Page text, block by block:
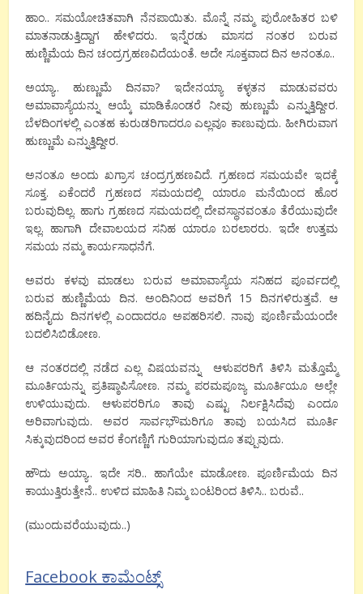
ಹಾಂ.. ಸಮಯೋಚಿತವಾಗಿ ನೆನಪಾಯಿತು. ಮೊನ್ನೆ ನಮ್ಮ ಪುರೋಹಿತರ ಬಳಿ
ಮಾತನಾಡುತ್ತಿದ್ದಾಗ ಹೇಳಿದರು. ಇನ್ನೆರಡು ಮಾಸದ ನಂತರ ಬರುವ
ಹುಣ್ಣಿಮೆಯ ದಿನ ಚಂದ್ರಗ್ರಹಣವಿದೆಯಂತೆ. ಅದೇ ಸೂಕ್ತವಾದ ದಿನ‌ ಅನಂತೂ..
ಅಯ್ಯಾ.. ಹುಣ್ಣುಮೆ ದಿನವಾ? ಇದೇನಯ್ಯಾ ಕಳ್ಳತನ ಮಾಡುವವರು
ಅಮಾವಾಸ್ಯೆಯನ್ನು ಆಯ್ಕೆ ಮಾಡಿಕೊಂಡರೆ ನೀವು ಹುಣ್ಣುಮೆ ಎನ್ನುತ್ತಿದ್ದೀರ.
ಬೆಳದಿಂಗಳಲ್ಲಿ ಎಂತಹ ಕುರುಡರಿಗಾದರೂ ಎಲ್ಲವೂ ಕಾಣುವುದು. ಹೀಗಿರುವಾಗ
ಹುಣ್ಣುಮೆ ಎನ್ನುತ್ತಿದ್ದೀರ.
ಅನಂತೂ ಅಂದು ಖಗ್ರಾಸ ಚಂದ್ರಗ್ರಹಣವಿದೆ. ಗ್ರಹಣದ ಸಮಯವೇ ಇದಕ್ಕೆ
ಸೂಕ್ತ. ಏಕೆಂದರೆ ಗ್ರಹಣದ ಸಮಯದಲ್ಲಿ ಯಾರೂ ಮನೆಯಿಂದ ಹೊರ
ಬರುವುದಿಲ್ಲ. ಹಾಗು ಗ್ರಹಣದ ಸಮಯದಲ್ಲಿ ದೇವಸ್ಥಾನವಂತೂ ತೆರೆಯುವುದೇ
ಇಲ್ಲ. ಹಾಗಾಗಿ ದೇವಾಲಯದ ಸನಿಹ ಯಾರೂ ಬರಲಾರರು. ಇದೇ ಉತ್ತಮ
ಸಮಯ ನಮ್ಮ ಕಾರ್ಯಸಾಧನೆಗೆ.
ಅವರು ಕಳವು ಮಾಡಲು ಬರುವ ಅಮಾವಾಸ್ಯೆಯ ಸನಿಹದ ಪೂರ್ವದಲ್ಲಿ
ಬರುವ ಹುಣ್ಣಿಮೆಯ ದಿನ. ಅಂದಿನಿಂದ ಅವರಿಗೆ 15 ದಿನಗಳಿರುತ್ತವೆ. ಆ
ಹದಿನೈದು ದಿನಗಳಲ್ಲಿ ಎಂದಾದರೂ ಅಪಹರಿಸಲಿ. ನಾವು ಪೂರ್ಣಿಮೆಯಂದೇ
ಬದಲಿಸಿಬಿಡೋಣ.
ಆ ನಂತರದಲ್ಲಿ ನಡೆದ ಎಲ್ಲ ವಿಷಯವನ್ನು‌ ಆಳುಪರರಿಗೆ ತಿಳಿಸಿ ಮತ್ತೊಮ್ಮೆ
ಮೂರ್ತಿಯನ್ನು ಪ್ರತಿಷ್ಠಾಪಿಸೋಣ. ನಮ್ಮ ಪರಮಪೂಜ್ಯ ಮೂರ್ತಿಯೂ ಅಲ್ಲೇ
ಉಳಿಯುವುದು. ಆಳುಪರರಿಗೂ ತಾವು ಎಷ್ಟು ನಿರ್ಲಕ್ಷಿಸಿದೆವು ಎಂದೂ
ಅರಿವಾಗುವುದು. ಅವರ ಸಾರ್ವಭೌಮರಿಗೂ ತಾವು ಬಯಸಿದ ಮೂರ್ತಿ
ಸಿಕ್ಕುವುದರಿಂದ ಅವರ ಕೆಂಗಣ್ಣಿಗೆ ಗುರಿಯಾಗುವುದೂ ತಪ್ಪುವುದು.
ಹೌದು ಅಯ್ಯಾ.. ಇದೇ ಸರಿ.. ಹಾಗೆಯೇ ಮಾಡೋಣ. ಪೂರ್ಣಿಮೆಯ ದಿನ
ಕಾಯುತ್ತಿರುತ್ತೇನೆ.. ಉಳಿದ ಮಾಹಿತಿ ನಿಮ್ಮ ಬಂಟರಿಂದ ತಿಳಿಸಿ.. ಬರುವೆ..
(ಮುಂದುವರೆಯುವುದು..)
Facebook ಕಾಮೆಂಟ್ಸ್